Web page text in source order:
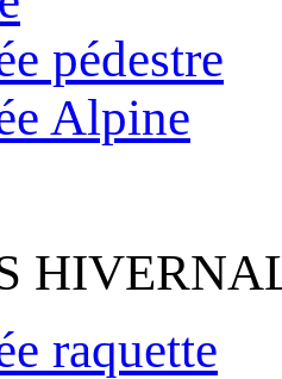
pédestre
Alpine
raquette